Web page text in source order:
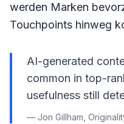
werden Marken
Touchpoints hinweg
AI-generated
common in top-
usefulness still
— Jon Gillham,